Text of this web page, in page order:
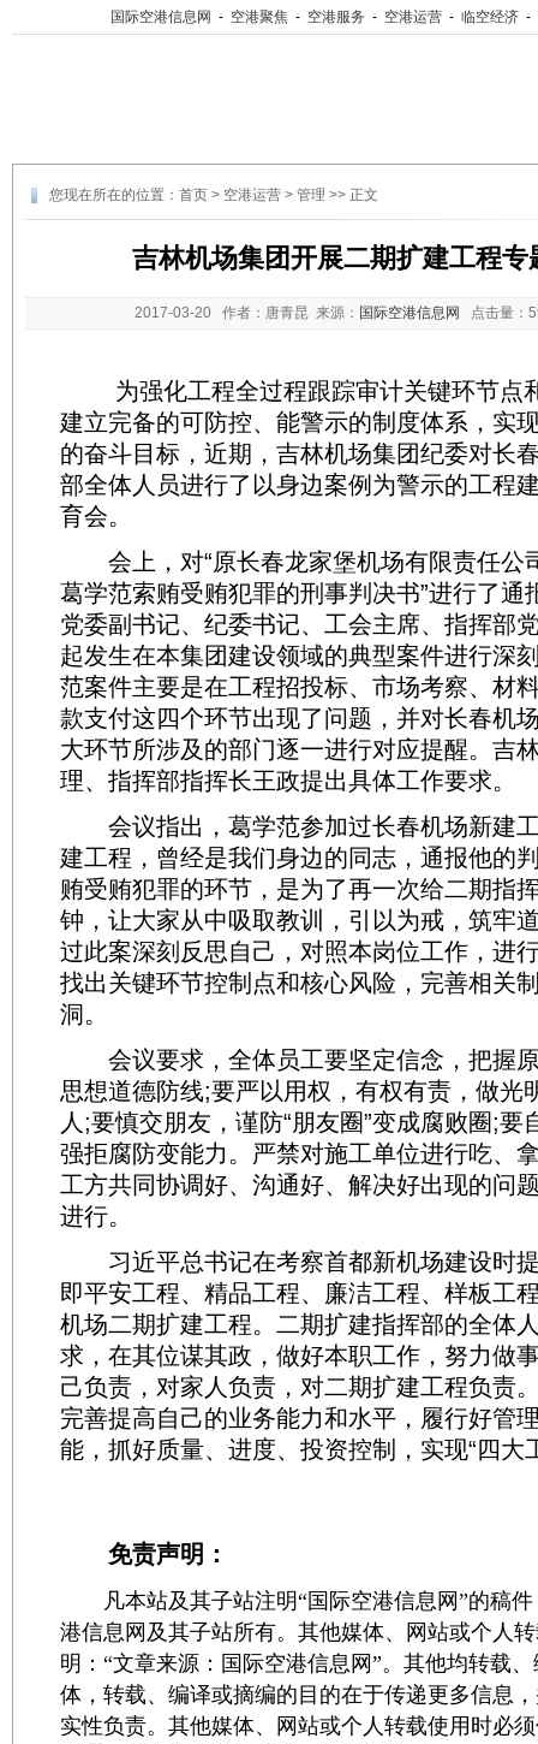
国际空港信息网 - 空港聚焦 - 空港服务 - 空港运营 - 临空经济 -
您现在所在的位置： 首页 > 空港运营 > 管理 >> 正文
吉林机场集团开展二期扩建工程专
2017-03-20 作者：唐青昆 来源： 国际空港信息网 点击量：
为强化工程全过程跟踪审计关键环节点
建立完备的可防控、能警示的制度体系，实
的奋斗目标，近期，吉林机场集团纪委对长
部全体人员进行了以身边案例为警示的工程
育会。
会上，对“原长春龙家堡机场有限责任公
葛学范索贿受贿犯罪的刑事判决书”进行了通
党委副书记、纪委书记、工会主席、指挥部
起发生在本集团建设领域的典型案件进行深
范案件主要是在工程招投标、市场考察、材
款支付这四个环节出现了问题，并对长春机
大环节所涉及的部门逐一进行对应提醒。吉
理、指挥部指挥长王政提出具体工作要求。
会议指出，葛学范参加过长春机场新建
建工程，曾经是我们身边的同志，通报他的
贿受贿犯罪的环节，是为了再一次给二期指
钟，让大家从中吸取教训，引以为戒，筑牢
过此案深刻反思自己，对照本岗位工作，进
找出关键环节控制点和核心风险，完善相关
洞。
会议要求，全体员工要坚定信念，把握
思想道德防线;要严以用权，有权有责，做光
人;要慎交朋友，谨防“朋友圈”变成腐败圈;要
强拒腐防变能力。严禁对施工单位进行吃、
工方共同协调好、沟通好、解决好出现的问
进行。
习近平总书记在考察首都新机场建设时提
即平安工程、精品工程、廉洁工程、样板工
机场二期扩建工程。二期扩建指挥部的全体
求，在其位谋其政，做好本职工作，努力做
己负责，对家人负责，对二期扩建工程负责
完善提高自己的业务能力和水平，履行好管
能，抓好质量、进度、投资控制，实现“四大
免责声明：
凡本站及其子站注明“国际空港信息网”的稿件
港信息网及其子站所有。其他媒体、网站或个人
明：“文章来源：国际空港信息网”。其他均转载
体，转载、编译或摘编的目的在于传递更多信息
实性负责。其他媒体、网站或个人转载使用时必